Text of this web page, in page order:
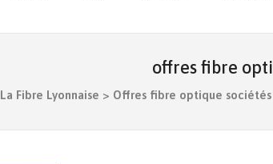
offres fibre
La Fibre Lyonnaise > Offres fibre optique